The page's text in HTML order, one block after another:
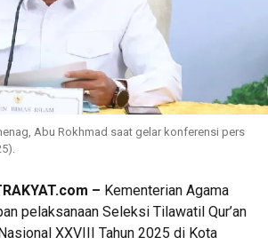
Abu Rokhmad saat gelar konferensi pers
– Kementerian Agama
pelaksanaan Seleksi Tilawatil Qur’an
XXVIII Tahun 2025 di Kota